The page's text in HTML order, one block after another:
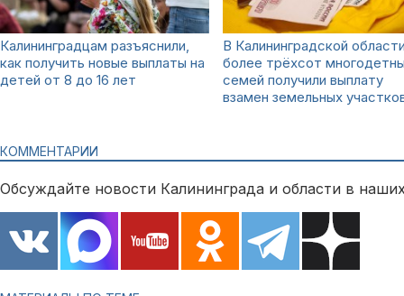
Калининградцам разъяснили,
как получить новые выплаты на
детей от 8 до 16 лет
В Калининградской
более трёхсот
семей получили выплату
взамен земельных
КОММЕНТАРИИ
Обсуждайте новости Калининграда и области в